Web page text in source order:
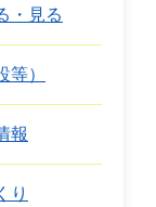
・見る
）
報
り